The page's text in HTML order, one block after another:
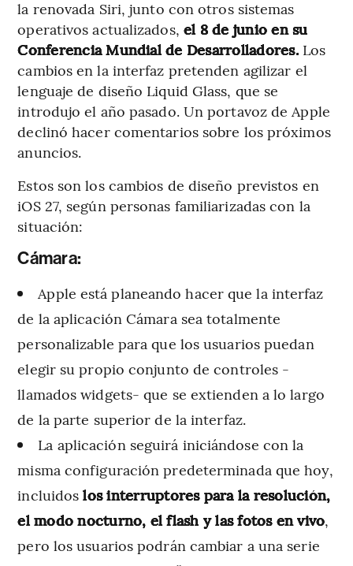
la renovada Siri, junto con otros sistemas
operativos actualizados, el 8 de junio en su
Conferencia Mundial de Desarrolladores. Los
cambios en la interfaz pretenden agilizar el
lenguaje de diseño Liquid Glass, que se
introdujo el año pasado. Un portavoz de Apple
declinó hacer comentarios sobre los próximos
anuncios.
Estos son los cambios de diseño previstos en
iOS 27, según personas familiarizadas con la
situación:
Cámara:
Apple está planeando hacer que la interfaz
de la aplicación Cámara sea totalmente
personalizable para que los usuarios puedan
elegir su propio conjunto de controles -
llamados widgets- que se extienden a lo largo
de la parte superior de la interfaz.
La aplicación seguirá iniciándose con la
misma configuración predeterminada que hoy,
incluidoslos interruptores para la resolución,
el modo nocturno, el flash y las fotos en vivo,
pero los usuarios podrán cambiar a una serie